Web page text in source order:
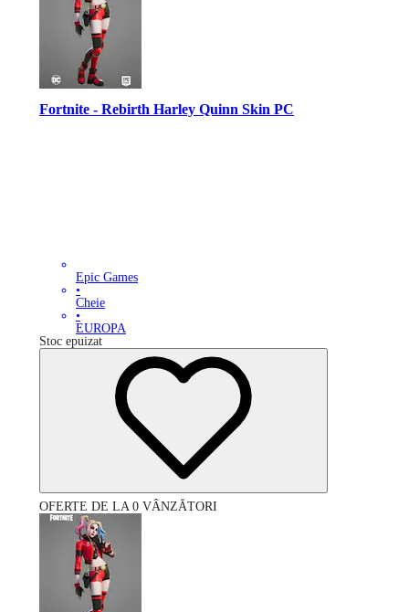
Fortnite - Rebirth Harley Quinn Skin PC
Epic Games
•
Cheie
•
EUROPA
Stoc epuizat
OFERTE DE LA 0 VÂNZĂTORI